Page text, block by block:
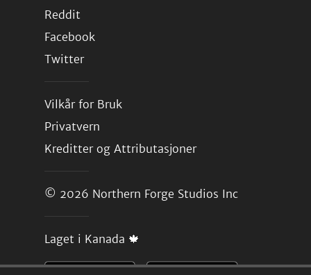
Reddit
Facebook
Twitter
Vilkår for Bruk
Privatvern
Kreditter og Attributasjoner
© 2026 Northern Forge Studios Inc
Laget i Kanada 🍁